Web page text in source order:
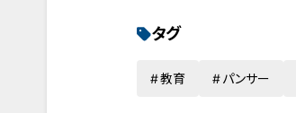
タグ
教育 パンサー